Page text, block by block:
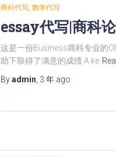
商科代写 数学代写
essay代写|商科
这是一份Business商科专业的
助下取得了满意的成绩 A ke
Byadmin 3 年 ago